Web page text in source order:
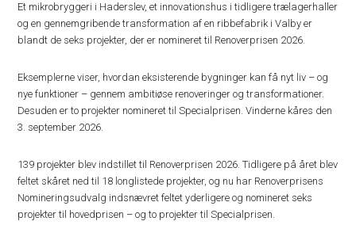
Et mikrobryggeri i Haderslev, et innovationshus i tidligere trælagerhaller
og en gennemgribende transformation af en ribbefabrik i Valby er
blandt de seks projekter, der er nomineret til Renoverprisen 2026.
Eksemplerne viser, hvordan eksisterende bygninger kan få nyt liv – og
nye funktioner – gennem ambitiøse renoveringer og transformationer.
Desuden er to projekter nomineret til Specialprisen. Vinderne kåres den
3. september 2026.
139 projekter blev indstillet til Renoverprisen 2026. Tidligere på året blev
feltet skåret ned til 18 longlistede projekter, og nu har Renoverprisens
Nomineringsudvalg indsnævret feltet yderligere og nomineret seks
projekter til hovedprisen – og to projekter til Specialprisen.